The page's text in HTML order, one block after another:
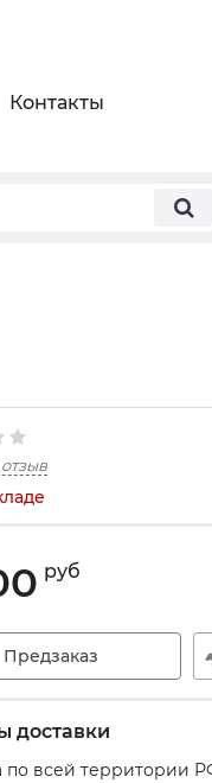
Контакты
руб
Предзаказ
доставки
по всей территории